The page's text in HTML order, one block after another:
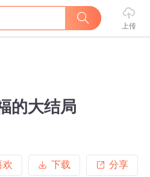
上传
的大结局
欢
下载 分享